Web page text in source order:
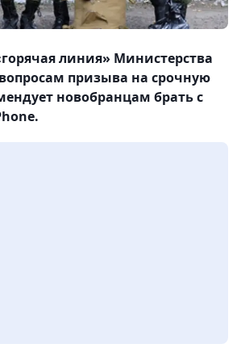
линия» Министерства
призыва на срочную
новобранцам брать с